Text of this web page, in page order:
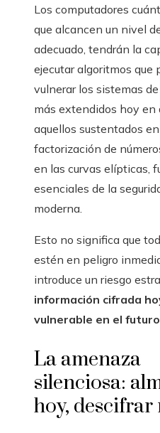
Los computadores
que alcancen un nivel
adecuado, tendrán la
ejecutar algoritmos que
vulnerar los sistemas
más extendidos hoy en
aquellos sustentados
factorización de
en las curvas elípticas,
esenciales de la
moderna.
Esto no significa que
estén en peligro
introduce un riesgo
información cifrada
vulnerable en el futuro
La amenaza
silenciosa:
hoy, descifrar